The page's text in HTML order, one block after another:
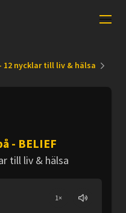
– 12 nycklar till liv & hälsa
- BELIEF
till liv & hälsa
1×